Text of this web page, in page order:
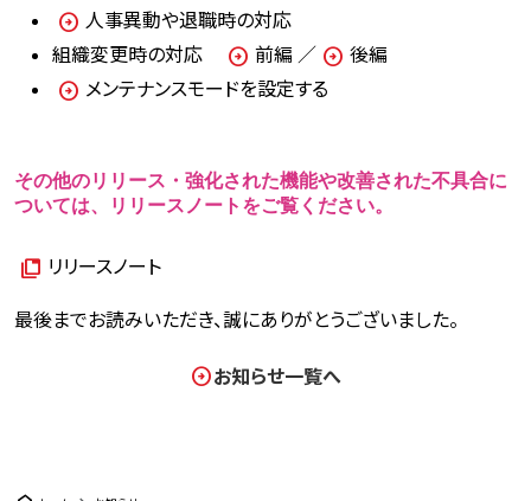
人事異動や退職時の対応
組織変更時の対応
前編 ／
後編
メンテナンスモードを設定する
その他のリリース・強化された機能や改善された不具合に
ついては、リリースノートをご覧ください。
リリースノート
最後までお読みいただき、誠にありがとうございました。
お知らせ一覧へ